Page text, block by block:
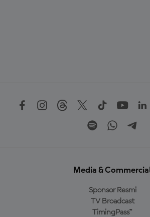
Media &
Sponsor Resmi
TV Broadcast
TimingPass™